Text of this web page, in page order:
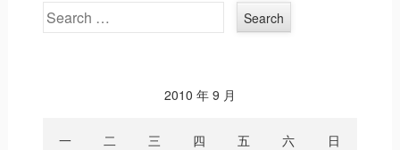
Search
2010 年 9 月
一 二 三 四 五 六 日